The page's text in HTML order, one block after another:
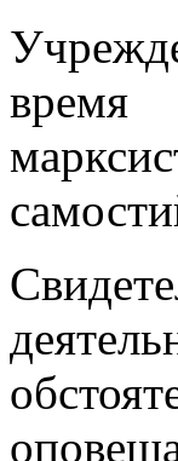
время